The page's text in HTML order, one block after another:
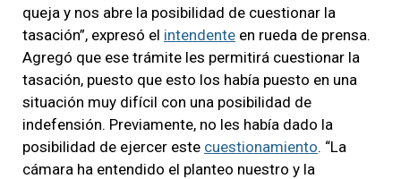
queja y nos abre la posibilidad de cuestionar la
tasación”, expresó el intendente en rueda de prensa.
Agregó que ese trámite les permitirá cuestionar la
tasación, puesto que esto los había puesto en una
situación muy difícil con una posibilidad de
indefensión. Previamente, no les había dado la
posibilidad de ejercer este cuestionamiento. “La
cámara ha entendido el planteo nuestro y la